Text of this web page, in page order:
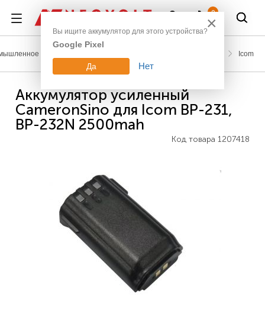
0
оборудование Icom
Аккумулятор усиленный
CameronSino для Icom BP-231,
BP-232N 2500mah
Код товара 1207418
×
Вы ищите аккумулятор для этого устройства?
Google Pixel
Да Нет